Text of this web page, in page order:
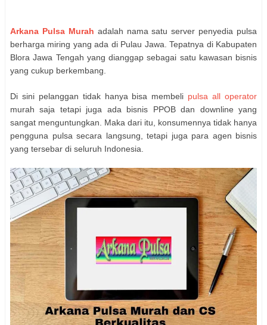
Arkana Pulsa Murah adalah nama satu server penyedia pulsa
berharga miring yang ada di Pulau Jawa. Tepatnya di Kabupaten
Blora Jawa Tengah yang dianggap sebagai satu kawasan bisnis
yang cukup berkembang.
Di sini pelanggan tidak hanya bisa membeli pulsa all operator
murah saja tetapi juga ada bisnis PPOB dan downline yang
sangat menguntungkan. Maka dari itu, konsumennya tidak hanya
pengguna pulsa secara langsung, tetapi juga para agen bisnis
yang tersebar di seluruh Indonesia.